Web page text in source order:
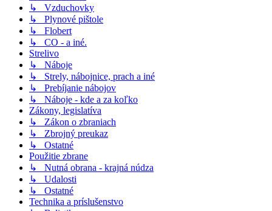
↳ Vzduchovky
↳ Plynové pištole
↳ Flobert
↳ CO - a iné.
Strelivo
↳ Náboje
↳ Strely, nábojnice, prach a iné
↳ Prebíjanie nábojov
↳ Náboje - kde a za koľko
Zákony, legislatíva
↳ Zákon o zbraniach
↳ Zbrojný preukaz
↳ Ostatné
Použitie zbrane
↳ Nutná obrana - krajná núdza
↳ Udalosti
↳ Ostatné
Technika a príslušenstvo